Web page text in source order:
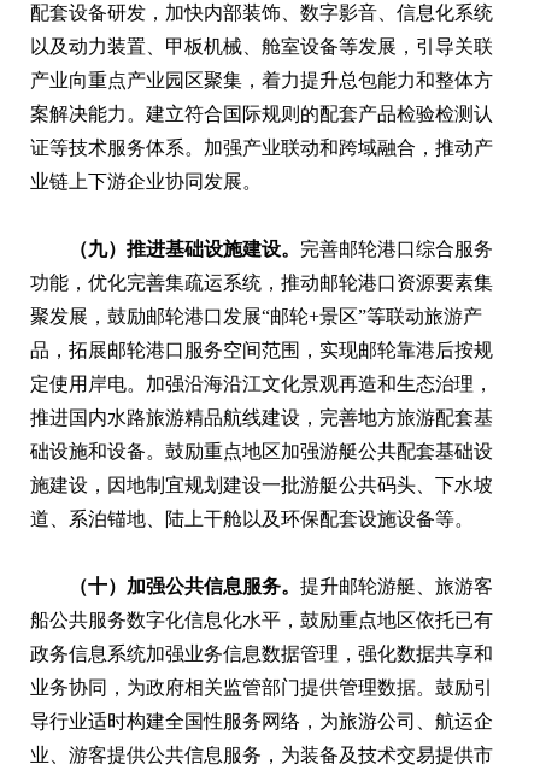
配套设备研发，加快内部装饰、数字影音、信息化系统
以及动力装置、甲板机械、舱室设备等发展，引导关联
产业向重点产业园区聚集，着力提升总包能力和整体方
案解决能力。建立符合国际规则的配套产品检验检测认
证等技术服务体系。加强产业联动和跨域融合，推动产
业链上下游企业协同发展。
（九）推进基础设施建设。 完善邮轮港口综合服务
功能，优化完善集疏运系统，推动邮轮港口资源要素集
聚发展，鼓励邮轮港口发展“邮轮+景区”等联动旅游产
品，拓展邮轮港口服务空间范围，实现邮轮靠港后按规
定使用岸电。加强沿海沿江文化景观再造和生态治理，
推进国内水路旅游精品航线建设，完善地方旅游配套基
础设施和设备。鼓励重点地区加强游艇公共配套基础设
施建设，因地制宜规划建设一批游艇公共码头、下水坡
道、系泊锚地、陆上干舱以及环保配套设施设备等。
（十）加强公共信息服务。 提升邮轮游艇、旅游客
船公共服务数字化信息化水平，鼓励重点地区依托已有
政务信息系统加强业务信息数据管理，强化数据共享和
业务协同，为政府相关监管部门提供管理数据。鼓励引
导行业适时构建全国性服务网络，为旅游公司、航运企
业、游客提供公共信息服务，为装备及技术交易提供市